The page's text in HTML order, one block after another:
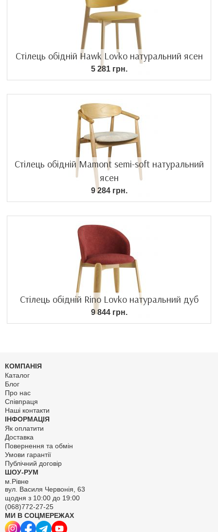
Стілець обідній Hawk Lovko натуральний ясен
5 281 грн.
Стілець обідній Mamont semi-soft натуральний
ясен
9 284 грн.
Стілець обідній Rino Lovko натуральний дуб
9 844 грн.
КОМПАНІЯ
Каталог
Блог
Про нас
Співпраця
Наші контакти
ІНФОРМАЦІЯ
Як оплатити
Доставка
Повернення та обмін
Умови гарантії
Публічний договір
ШОУ-РУМ
м.Рівне
вул. Василя Червонія, 63
щодня з 10:00 до 19:00
(068)772-27-25
МИ В СОЦМЕРЕЖАХ